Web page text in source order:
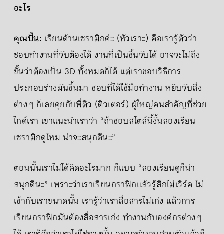
อะไร
คุณปั้น: เรียนด้านเซรามิกค่ะ (หัวเราะ) คือเรารู้ตัวว่า
ชอบทำงานที่จับต้องได้ งานที่เป็นชิ้นจับได้ อาจจะไม่ถึง
ขั้นว่าต้องเป็น 3D ทั้งหมดก็ได้ แต่เราชอบวิธีการ
ประกอบร่างมันขึ้นมา ชอบที่ได้ใช้มือทำงาน หยิบจับสิ่ง
ต่าง ๆ ก็เลยคุยกับพี่ติว (ติวเตอร์) ผู้ใหญ่คนสำคัญที่ช่วย
ไกด์เรา เขาแนะนำเราว่า “ถ้าชอบสไตล์นี้งั้นลองเรียน
เซรามิกดูไหม น่าจะสนุกดีนะ”
ตอนนั้นเราไม่ได้คิดอะไรมาก ก็แบบ “ลองเรียนดูก็น่า
สนุกดีนะ” เพราะว่าเราเรียนกราฟิกแล้วรู้สึกไม่เวิร์ค ไม่
เข้ากับเราขนาดนั้น เรารู้ว่าเราสื่อสารไม่เก่ง แล้วการ
เรียนกราฟิกมันต้องสื่อสารเก่ง ทำงานกับองค์กรต่าง ๆ